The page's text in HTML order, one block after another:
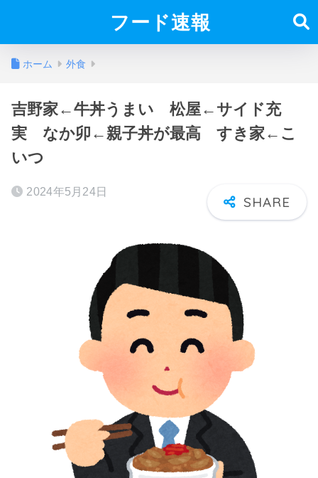
フード速報
ホーム 外食
吉野家←牛丼うまい 松屋←サイド充
実 なか卯←親子丼が最高 すき家←こ
いつ
2024年5月24日